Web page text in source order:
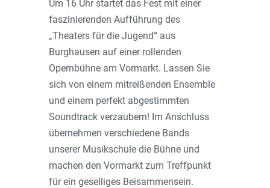
Um 16 Uhr startet das Fest mit einer
faszinierenden Aufführung des
„Theaters für die Jugend“ aus
Burghausen auf einer rollenden
Opernbühne am Vormarkt. Lassen Sie
sich von einem mitreißenden Ensemble
und einem perfekt abgestimmten
Soundtrack verzaubern! Im Anschluss
übernehmen verschiedene Bands
unserer Musikschule die Bühne und
machen den Vormarkt zum Treffpunkt
für ein geselliges Beisammensein.